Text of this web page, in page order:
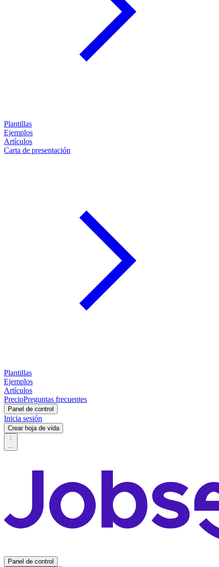
Plantillas
Ejemplos
Artículos
Carta de presentación
Plantillas
Ejemplos
Artículos
PrecioPreguntas frecuentes
Panel de control
Inicia sesión
Crear hoja de vida
...
Panel de control